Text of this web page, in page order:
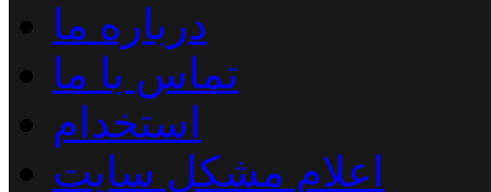
درباره ما
تماس با ما
استخدام
اعلام مشکل سایت